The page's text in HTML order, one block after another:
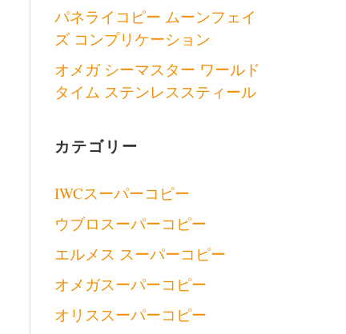
パネライコピー ムーンフェイ
ズ コンプリケーション
オメガ シーマスター ワールド
タイム ステンレススティール
カテゴリー
IWCスーパーコピー
ウブロスーパーコピー
エルメス スーパーコピー
オメガスーパーコピー
オリススーパーコピー